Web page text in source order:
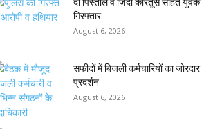
गिरफ्तार
August 6, 2026
सफीदों में बिजली कर्मचारियों का जोरदार
प्रदर्शन
August 6, 2026